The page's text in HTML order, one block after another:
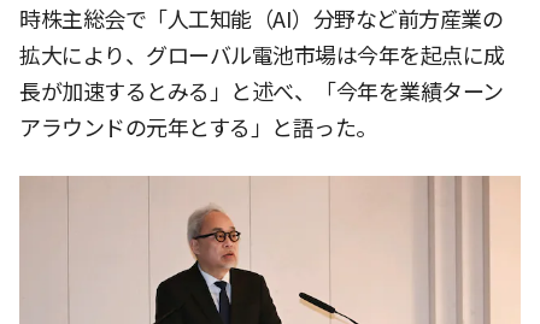
時株主総会で「人工知能（AI）分野など前方産業の
拡大により、グローバル電池市場は今年を起点に成
長が加速するとみる」と述べ、「今年を業績ターン
アラウンドの元年とする」と語った。